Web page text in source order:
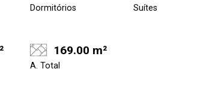
Dormitórios Suítes
169.00 m²
A. Total